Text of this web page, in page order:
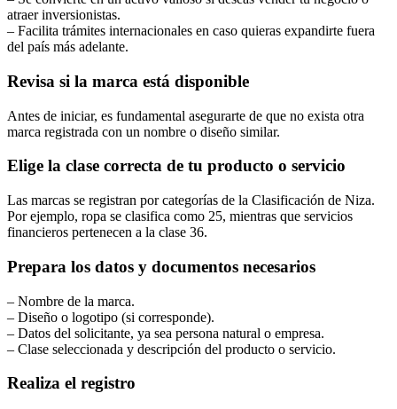
atraer inversionistas.
– Facilita trámites internacionales en caso quieras expandirte fuera
del país más adelante.
Revisa si la marca está disponible
Antes de iniciar, es fundamental asegurarte de que no exista otra
marca registrada con un nombre o diseño similar.
Elige la clase correcta de tu producto o servicio
Las marcas se registran por categorías de la Clasificación de Niza.
Por ejemplo, ropa se clasifica como 25, mientras que servicios
financieros pertenecen a la clase 36.
Prepara los datos y documentos necesarios
– Nombre de la marca.
– Diseño o logotipo (si corresponde).
– Datos del solicitante, ya sea persona natural o empresa.
– Clase seleccionada y descripción del producto o servicio.
Realiza el registro